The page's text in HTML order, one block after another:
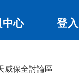
心 登入
威保全討論區